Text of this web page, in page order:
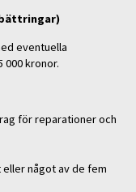
eventuella
kronor.
för reparationer och
något av de fem